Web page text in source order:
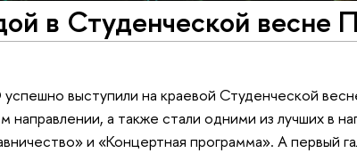
в Студенческой весне
выступили на краевой Студенческой
направлении, а также стали одними из лучших в
и «Концертная программа». А первый